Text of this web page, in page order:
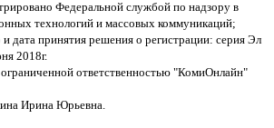
Федеральной службой по надзору в
технологий и массовых коммуникаций;
дата принятия решения о регистрации: серия Эл
2018г.
ответственностью "КомиОнлайн"
Ирина Юрьевна.